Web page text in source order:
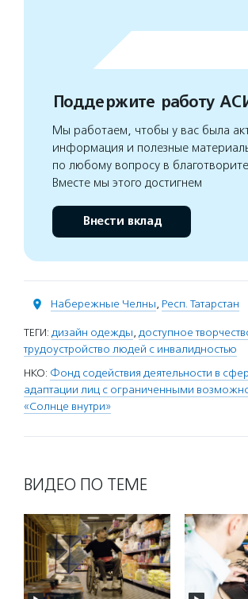
Поддержите работу
Мы работаем, чтобы у вас была
информация и полезные
по любому вопросу в
Вместе мы этого достигнем
Внести вклад
Набережные Челны, Респ. Татарстан
ТЕГИ: дизайн одежды, доступное
трудоустройство людей с инвалидностью
НКО: Фонд содействия деятельности в
адаптации лиц с ограниченными
«Солнце внутри»
ВИДЕО ПО ТЕМЕ